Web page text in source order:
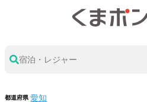
宿泊・レジャー
都道府県